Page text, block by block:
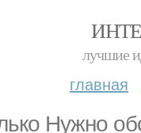
лучшие
главная
Нужно